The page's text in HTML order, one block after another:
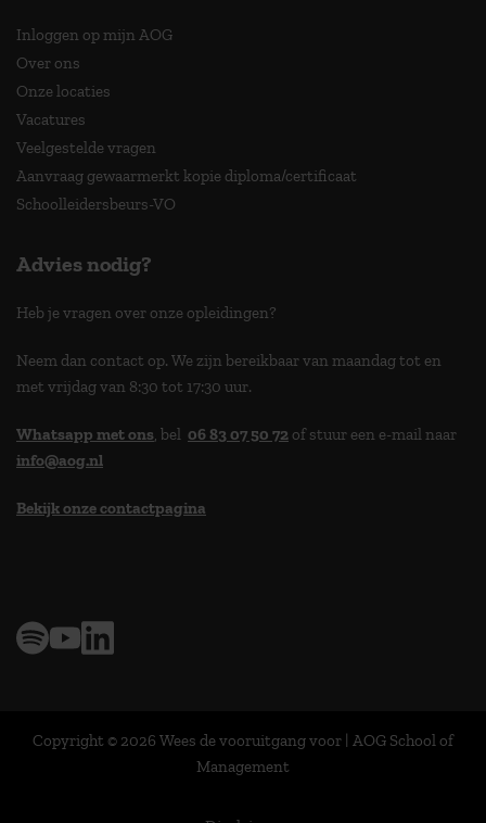
Inloggen op mijn AOG
Over ons
Onze locaties
Vacatures
Veelgestelde vragen
Aanvraag gewaarmerkt kopie diploma/certificaat
Schoolleidersbeurs-VO
Advies nodig?
Heb je vragen over onze opleidingen?
Neem dan contact op. We zijn bereikbaar van maandag tot en
met vrijdag van 8:30 tot 17:30 uur.
Whatsapp met ons, bel 06 83 07 50 72 of stuur een e-mail naar
info@aog.nl
Bekijk onze contactpagina
Copyright © 2026 Wees de vooruitgang voor | AOG School of
Management